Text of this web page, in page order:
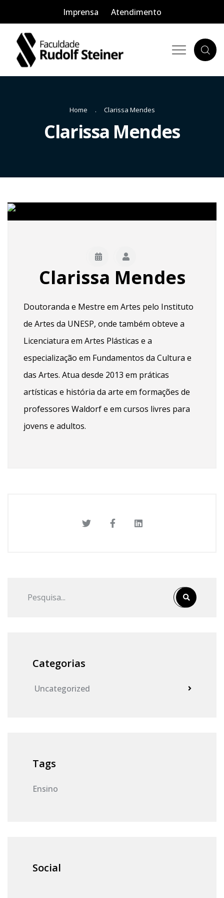
Imprensa Atendimento
Home Clarissa Mendes
Clarissa Mendes
Clarissa Mendes
Doutoranda e Mestre em Artes pelo Instituto
de Artes da UNESP, onde também obteve a
Licenciatura em Artes Plásticas e a
especialização em Fundamentos da Cultura e
das Artes. Atua desde 2013 em práticas
artísticas e história da arte em formações de
professores Waldorf e em cursos livres para
jovens e adultos.
Categorias
Uncategorized
Tags
Ensino
Social